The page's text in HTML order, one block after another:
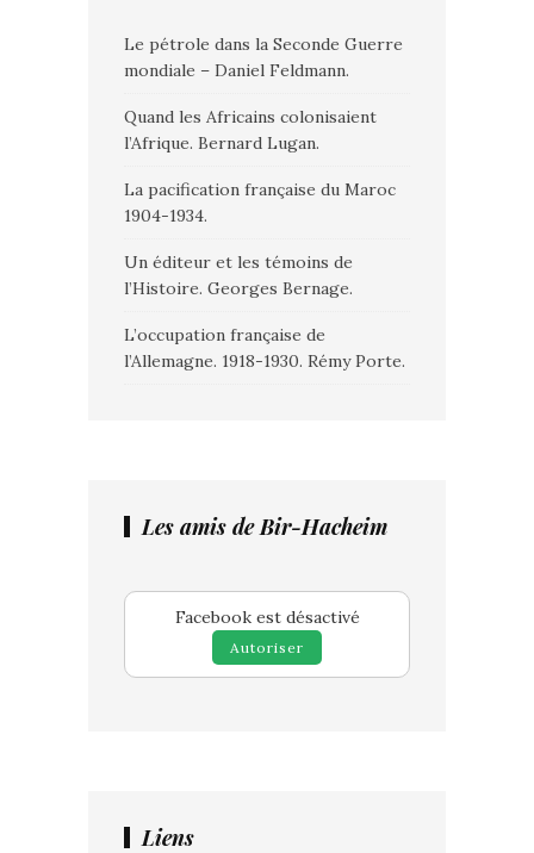
Le pétrole dans la Seconde Guerre
mondiale – Daniel Feldmann.
Quand les Africains colonisaient
l’Afrique. Bernard Lugan.
La pacification française du Maroc
1904-1934.
Un éditeur et les témoins de
l’Histoire. Georges Bernage.
L’occupation française de
l’Allemagne. 1918-1930. Rémy Porte.
Les amis de Bir-Hacheim
Facebook est désactivé
Autoriser
Liens